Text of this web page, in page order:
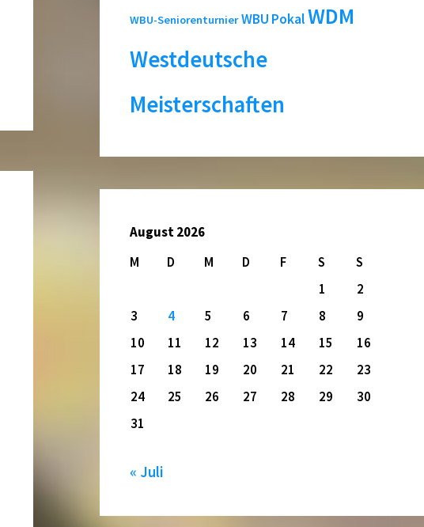
WBU-Seniorenturnier WBU PokalWDM
Westdeutsche
Meisterschaften
August 2026
M
D M D F S
S
1
2
3
4 5 6 7 8
9
10
11 12 13 14 15
16
17
18 19 20 21 22
23
24
25 26 27 28 29
30
31
« Juli